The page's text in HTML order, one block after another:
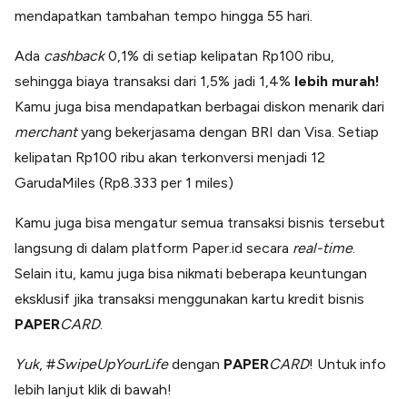
mendapatkan tambahan tempo hingga 55 hari.
Ada cashback0,1% di setiap kelipatan Rp100 ribu,
sehingga biaya transaksi dari 1,5% jadi 1,4% lebih murah!
Kamu juga bisa mendapatkan berbagai diskon menarik dari
merchantyang bekerjasama dengan BRI dan Visa. Setiap
kelipatan Rp100 ribu akan terkonversi menjadi 12
GarudaMiles (Rp8.333 per 1 miles)
Kamu juga bisa mengatur semua transaksi bisnis tersebut
langsung di dalam platform Paper.id secara real-time.
Selain itu, kamu juga bisa nikmati beberapa keuntungan
eksklusif jika transaksi menggunakan kartu kredit bisnis
PAPERCARD.
Yuk, #SwipeUpYourLifedengan PAPERCARD! Untuk info
lebih lanjut klik di bawah!